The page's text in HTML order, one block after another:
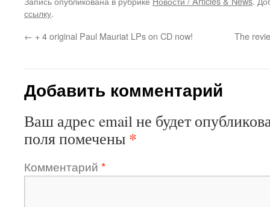
ссылку.
← + 4 original Paul Mauriat LPs on CD now! The
Добавить комментарий
Ваш адрес email не будет
поля помечены *
Комментарий *